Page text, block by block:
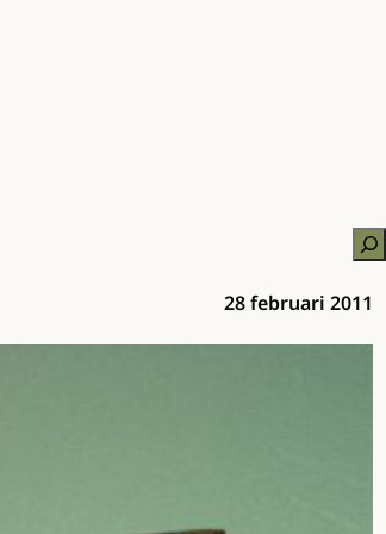
28 februari 2011